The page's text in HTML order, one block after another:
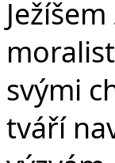
svými
tváří